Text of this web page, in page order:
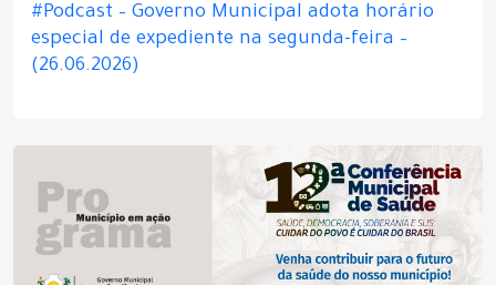
#Podcast – Governo Municipal adota horário
especial de expediente na segunda-feira –
(26.06.2026)